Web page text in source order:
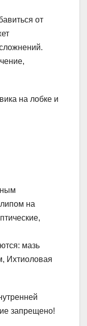
от
на
мазь
Ихтиоловая
запрещено!